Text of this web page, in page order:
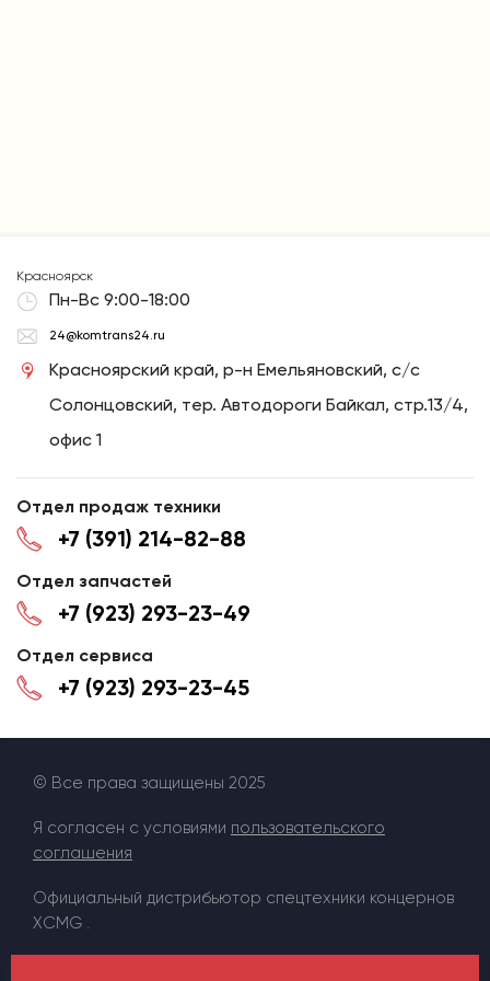
Красноярск
Пн-Вс 9:00-18:00
24@komtrans24.ru
Красноярский край, р-н Емельяновский, с/с
Солонцовский, тер. Автодороги Байкал, стр.13/4,
офис 1
Отдел продаж техники
+7 (391) 214-82-88
Отдел запчастей
+7 (923) 293-23-49
Отдел сервиса
+7 (923) 293-23-45
© Все права защищены 2025
Я согласен с условиями пользовательского
соглашения
Официальный дистрибьютор спецтехники концернов
XCMG .